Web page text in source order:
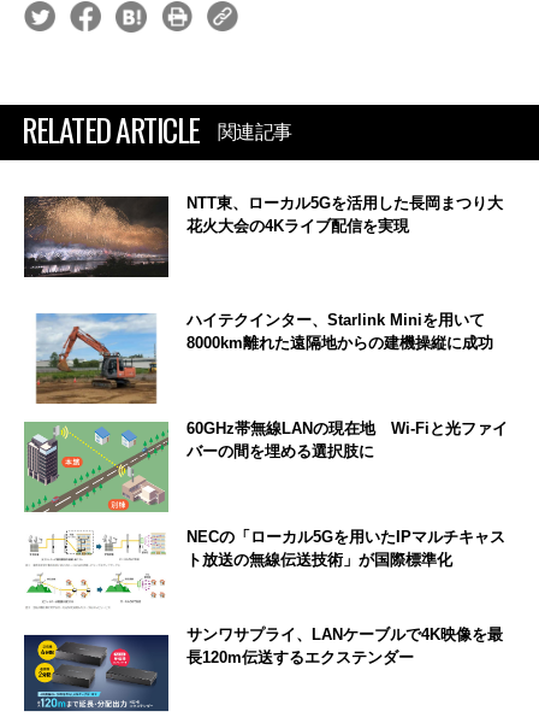
RELATED ARTICLE 関連記事
NTT東、ローカル5Gを活用した長岡まつり大
花火大会の4Kライブ配信を実現
ハイテクインター、Starlink Miniを用いて
8000km離れた遠隔地からの建機操縦に成功
60GHz帯無線LANの現在地 Wi-Fiと光ファイ
バーの間を埋める選択肢に
NECの「ローカル5Gを用いたIPマルチキャス
ト放送の無線伝送技術」が国際標準化
サンワサプライ、LANケーブルで4K映像を最
長120m伝送するエクステンダー